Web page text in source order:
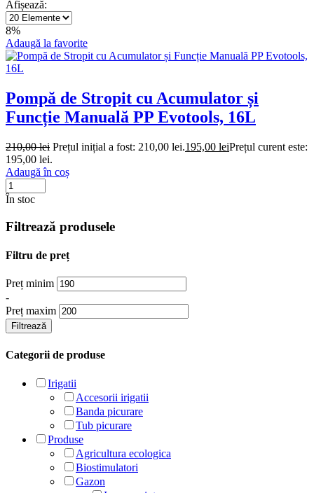
Afișează:
8%
Adaugă la favorite
Pompă de Stropit cu Acumulator și
Funcție Manuală PP Evotools, 16L
210,00lei Prețul inițial a fost: 210,00 lei.195,00 leiPrețul curent este:
195,00 lei.
Adaugă în coș
În stoc
Filtrează produsele
Filtru de preț
Preț minim
-
Preț maxim
Filtrează
Categorii de produse
Irigatii
Accesorii irigatii
Banda picurare
Tub picurare
Produse
Agricultura ecologica
Biostimulatori
Gazon